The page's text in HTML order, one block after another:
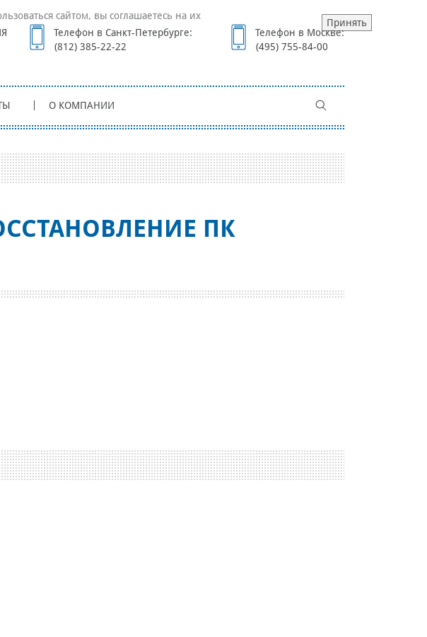
Телефон в Санкт-Петербурге:
(812) 385-22-22
Телефон в Москве:
(495) 755-84-00
О КОМПАНИИ
ПК
сайтом, вы соглашаетесь на их
Принять